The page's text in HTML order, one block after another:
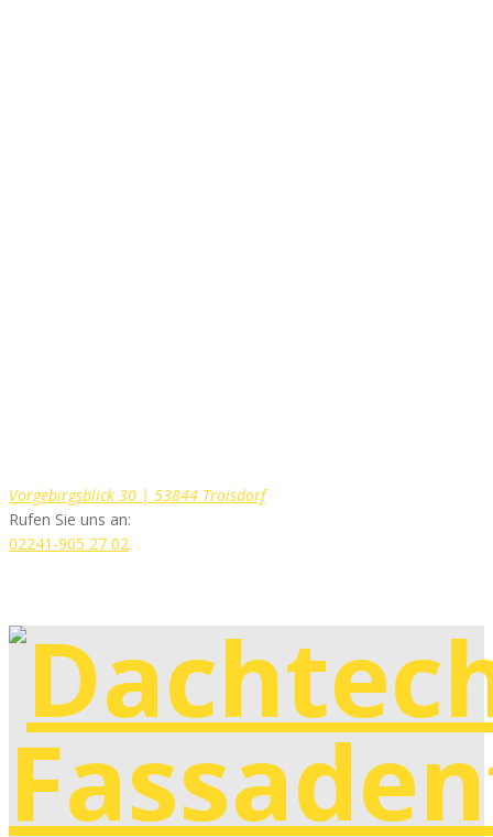
Vorgebirgsblick 30 | 53844 Troisdorf
Rufen Sie uns an:
02241-905 27 02